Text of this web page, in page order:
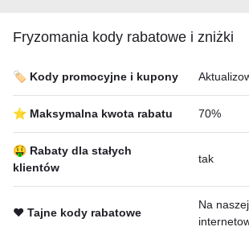
Fryzomania kody rabatowe i zniżki
🏷️ Kody promocyjne i kupony
⭐ Maksymalna kwota rabatu 70%
🤑 Rabaty dla stałych
klientów
tak
❤️ Tajne kody rabatowe
Na